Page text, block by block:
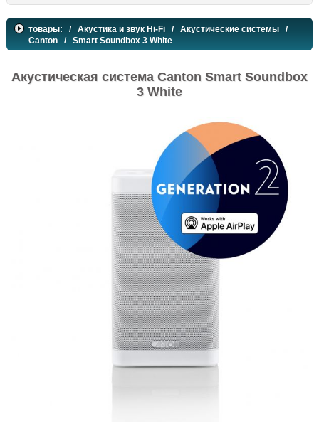
товары: / Акустика и звук Hi-Fi / Акустические системы /
Canton / Smart Soundbox 3 White
Акустическая система Canton Smart Soundbox
3 White